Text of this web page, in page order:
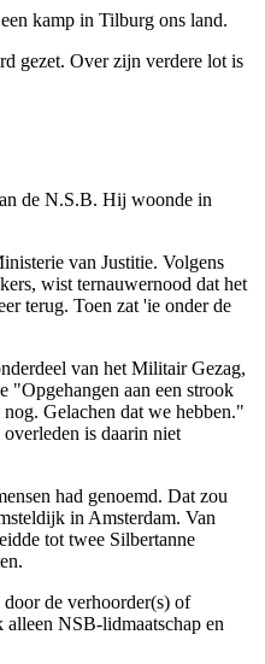
kamp in Tilburg ons land.
gezet. Over zijn verdere lot is
de N.S.B. Hij woonde in
van Justitie. Volgens
wist ternauwernood dat het
terug. Toen zat 'ie onder de
van het Militair Gezag,
"Opgehangen aan een strook
Gelachen dat we hebben."
is daarin niet
had genoemd. Dat zou
in Amsterdam. Van
tot twee Silbertanne
de verhoorder(s) of
NSB-lidmaatschap en